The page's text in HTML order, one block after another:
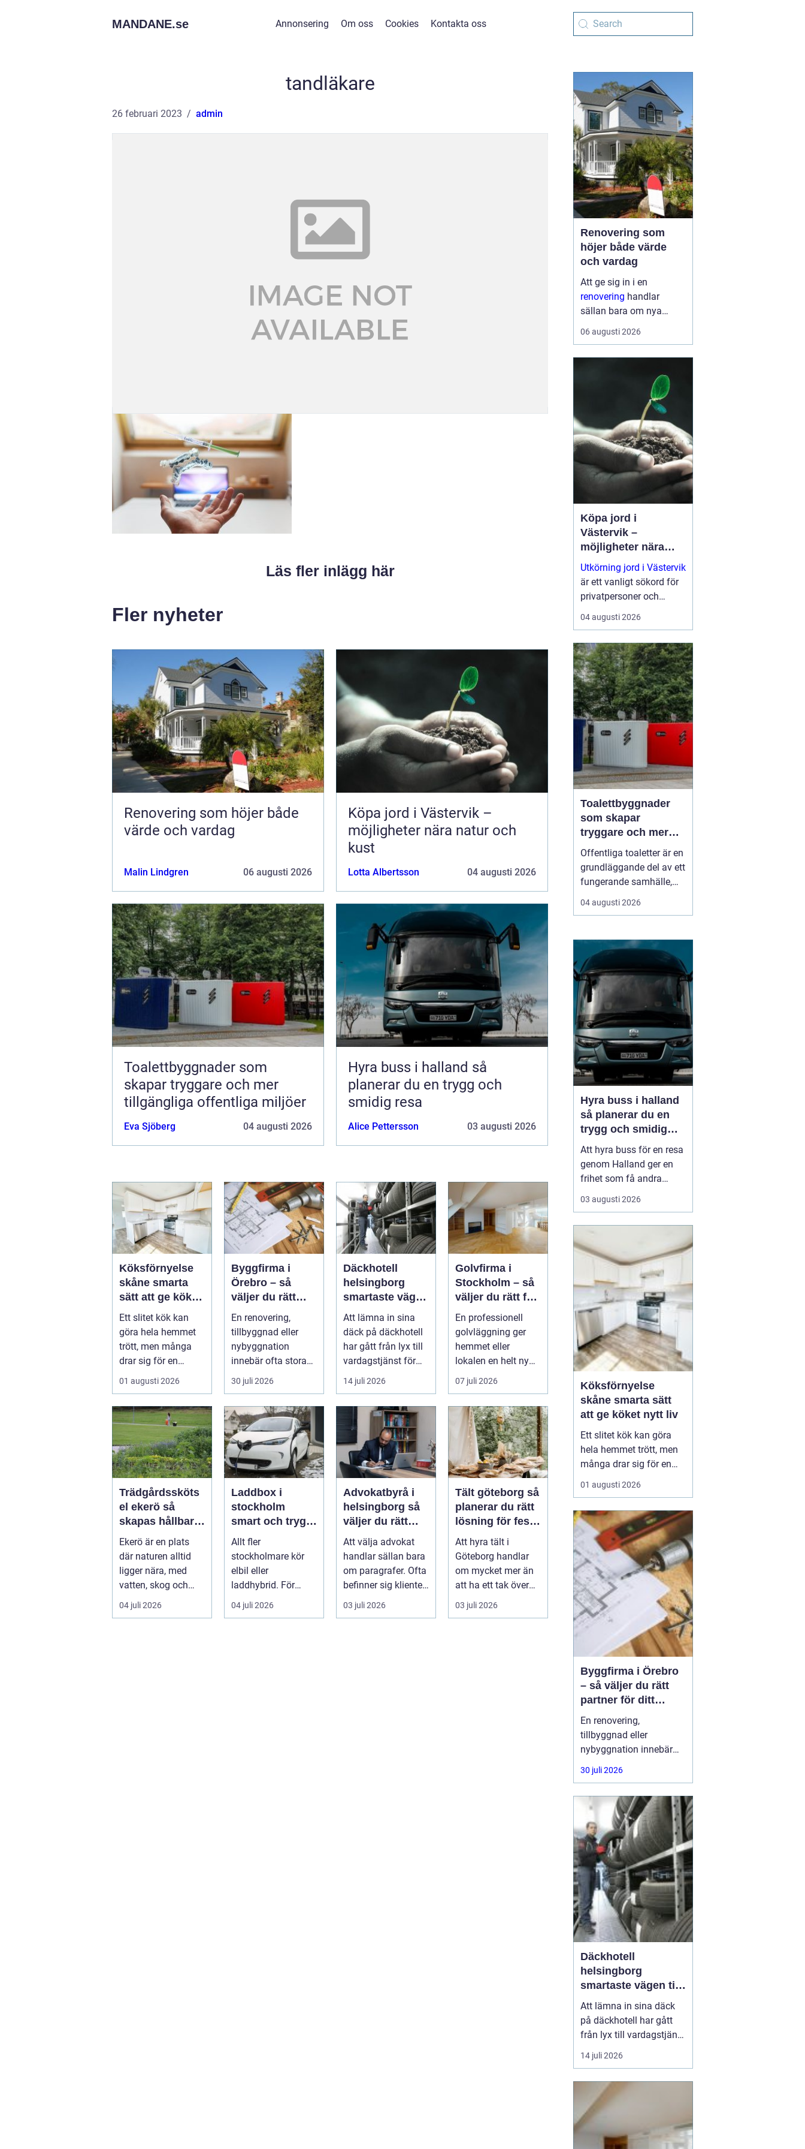
MANDANE.se Annonsering Om oss Cookies Kontakta oss
tandläkare
26 februari 2023 admin
Läs fler inlägg här
Fler nyheter
Renovering som höjer både
värde och vardag
Malin Lindgren 06 augusti 2026
Köpa jord i Västervik –
möjligheter nära natur och
kust
Lotta Albertsson 04 augusti 2026
Toalettbyggnader som
skapar tryggare och mer
tillgängliga offentliga miljöer
Eva Sjöberg 04 augusti 2026
Hyra buss i halland så
planerar du en trygg och
smidig resa
Alice Pettersson 03 augusti 2026
Köksförnyelse
skåne smarta
sätt att ge köket
nytt liv
Ett slitet kök kan
göra hela hemmet
trött, men många
drar sig för en
fullständig
renovering. Det tar...
01 augusti 2026
Byggfirma i
Örebro – så
väljer du rätt
partner för ditt
projekt
En renovering,
tillbyggnad eller
nybyggnation
innebär ofta stora
beslut, både
ekonomiskt ...
30 juli 2026
Däckhotell
helsingborg
smartaste vägen
till säkra
hjulskift
Att lämna in sina
däck på däckhotell
har gått från lyx till
vardagstjänst för
många bilägare. I
Hels...
14 juli 2026
Golvfirma i
Stockholm – så
väljer du rätt för
ett hållbart golv
En professionell
golvläggning ger
hemmet eller
lokalen en helt ny
känsla. Rätt
materi...
07 juli 2026
Trädgårdssköts
el ekerö så
skapas hållbara
och vackra
utemiljöer året
runt
Ekerö är en plats
där naturen alltid
ligger nära, med
vatten, skog och
villaträdgårdar som
ramar in ...
04 juli 2026
Laddbox i
stockholm
smart och trygg
laddning hemma
och på jobbet
Allt fler
stockholmare kör
elbil eller
laddhybrid. För
många kommer
nästa fråga direkt:
04 juli 2026
Advokatbyrå i
helsingborg så
väljer du rätt
juridiskt stöd
Att välja advokat
handlar sällan bara
om paragrafer. Ofta
befinner sig klienten
i en utsatt situatio...
03 juli 2026
Tält göteborg så
planerar du rätt
lösning för fest
och event
Att hyra tält i
Göteborg handlar
om mycket mer än
att ha ett tak över
huvudet. Ett
genomtänkt tält s...
03 juli 2026
Renovering som
höjer både värde
och vardag
Att ge sig in i en
renovering handlar
sällan bara om nya
ytskikt. För många
handlar det om att
tryggare och håller
länge. En genomtänkt
renovering kan sänka
energik...
06 augusti 2026
Köpa jord i
Västervik –
möjligheter nära
natur och kust
Utkörning jord i Västervik
är ett vanligt sökord för
privatpersoner och
företag som planerar
nya trädgårdar,
04 augusti 2026
Toalettbyggnader
som skapar
tryggare och mer
tillgängliga
offentliga miljöer
Offentliga toaletter är en
grundläggande del av ett
fungerande samhälle,
men hamnar ofta längst
ned på prioriteringslistan
byggprojekt. Samtidigt
vet alla som någon gång
stått utan toalett i en
park, på en badplats eller
under et...
04 augusti 2026
Hyra buss i halland
så planerar du en
trygg och smidig
resa
Att hyra buss för en resa
genom Halland ger en
frihet som få andra
resealternativ erbjuder.
Gruppen håller ihop,
upplevelsen och
logistiken förenklas
märkbart. Samtidigt kan
det kännas svårt att veta
var man börjar: Hur stor
b...
03 augusti 2026
Köksförnyelse
skåne smarta sätt
att ge köket nytt liv
Ett slitet kök kan göra
hela hemmet trött, men
många drar sig för en
fullständig renovering.
Det tar tid, kostar mycket
ingrepp. Därför väljer allt
fler att satsa på
köksförnyelse i stället
för att riva ut och bygga
nytt. Med rä...
01 augusti 2026
Byggfirma i Örebro
– så väljer du rätt
partner för ditt
projekt
En renovering,
tillbyggnad eller
nybyggnation innebär
ofta stora beslut, både
ekonomiskt och
privatpersoner och
företag i Örebro ställer
sig samma fråga: hur
hittar man en trygg,
erfaren och
30 juli 2026
Däckhotell
helsingborg
smartaste vägen till
säkra hjulskift
Att lämna in sina däck
på däckhotell har gått
från lyx till vardagstjänst
för många bilägare. I
Helsingborg med
och växlande väder är en
del av livet, blir frågan
enkel: ska däcken ta
plats i förrådet hemma,
14 juli 2026